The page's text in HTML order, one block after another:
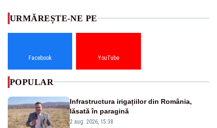
URMĂREȘTE-NE PE
Facebook YouTube
POPULAR
Infrastructura irigațiilor din România,
lăsată în paragină
2 aug. 2026, 15:38